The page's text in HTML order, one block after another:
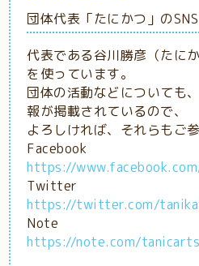
団体代表「たにかつ」の
代表である谷川勝彦（たに
を使っています。
団体の活動などについても
報が掲載されているので、
よろしければ、それらもご
Facebook
https://
Twitter
https://twitter.com/
Note
https://note.com/tanicarts